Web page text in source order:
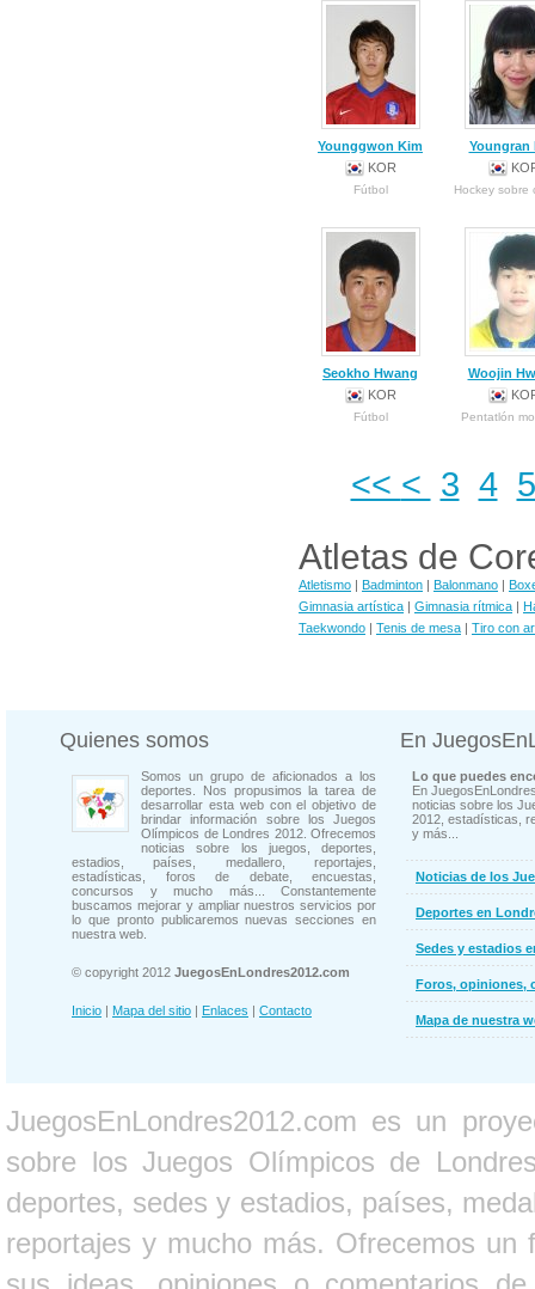
Younggwon Kim
KOR
Fútbol
Youngran
Hockey sobre
Seokho Hwang
KOR
Fútbol
Woojin
Pentatlón
<< < 3 4 5
Atletas de
Atletismo | Badminton | Balonmano |
Gimnasia artística | Gimnasia rítmica |
Taekwondo | Tenis de mesa | Tiro con
Quienes somos
Somos un grupo de aficionados a los
deportes. Nos propusimos la tarea de
desarrollar esta web con el objetivo de
brindar información sobre los Juegos
Olímpicos de Londres 2012. Ofrecemos
noticias sobre los juegos, deportes,
estadios, países, medallero, reportajes,
estadísticas, foros de debate, encuestas,
concursos y mucho más... Constantemente
buscamos mejorar y ampliar nuestros servicios por
lo que pronto publicaremos nuevas secciones en
nuestra web.
© copyright 2012 JuegosEnLondres2012.com
Inicio | Mapa del sitio | Enlaces | Contacto
En
Lo que puedes
En
noticias sobre los
2012, estadísticas,
y más...
Noticias de los
Deportes en
Sedes y estadios
Foros, opiniones,
Mapa de nuestra
JuegosEnLondres2012.com es un
sobre los Juegos Olímpicos de
deportes, sedes y estadios, países,
reportajes y mucho más. Ofrecemos un